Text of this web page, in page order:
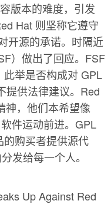
版本的难度，引发
Hat 则坚称它遵守
开源的承诺。时隔近
）做出了回应。FSF
举是否构成对 GPL
提供法律建议。Red
神，他们本希望像
件运动前进。GPL
购买者提供源代
发给每一个人。
Up Against Red